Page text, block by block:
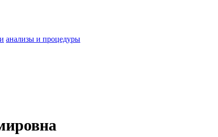
анализы и процедуры